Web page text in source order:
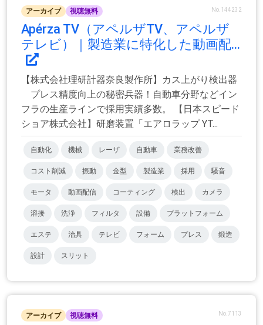
アーカイブ 視聴無料 No.144232
Apérza TV（アペルザTV、アペルザ
テレビ）｜製造業に特化した動画配...
【株式会社理研計器奈良製作所】カス上がり検出器
プレス精度向上の秘密兵器！自動車分野などイン
フラの生産ラインで採用実績多数。 【日本スピード
ショア株式会社】研磨装置「エアロラップ YT...
自動化 機械 レーザ 自動車 業務改善
コスト削減 振動 金型 製造業 採用 騒音
モータ 動画配信 コーティング 検出 カメラ
溶接 洗浄 フィルタ 設備 プラットフォーム
エステ 治具 テレビ フォーム プレス 鍛造
設計 スリット
アーカイブ 視聴無料 No.7113